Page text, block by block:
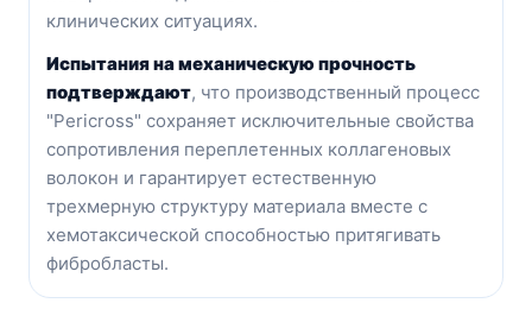
клинических ситуациях.
Испытания на механическую прочность
подтверждают, что производственный процесс
"Pericross" сохраняет исключительные свойства
сопротивления переплетенных коллагеновых
волокон и гарантирует естественную
трехмерную структуру материала вместе с
хемотаксической способностью притягивать
фибробласты.